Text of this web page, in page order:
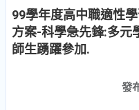
99學年度高中職適性
方案-科學急先鋒:多元
師生踴躍參加.
發